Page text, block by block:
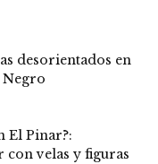
desorientados en
El Pinar?:
velas y figuras